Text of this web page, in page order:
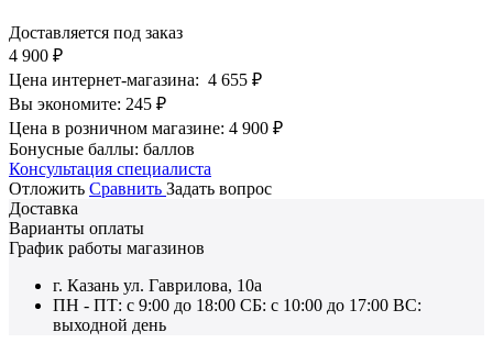
Доставляется под заказ
4 900 ₽
Цена интернет-магазина: 4 655 ₽
Вы экономите: 245 ₽
Цена в розничном магазине: 4 900 ₽
Бонусные баллы: баллов
Консультация специалиста
Отложить Сравнить Задать вопрос
Доставка
Варианты оплаты
График работы магазинов
г. Казань ул. Гаврилова, 10а
ПН - ПТ: с 9:00 до 18:00 СБ: с 10:00 до 17:00 ВС:
выходной день